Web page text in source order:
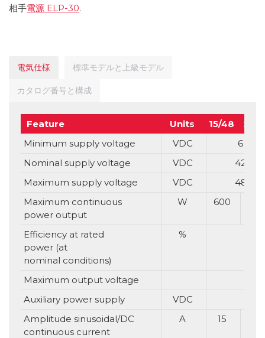
相手電源 ELP-30.
電気仕様 標準モデルと上級モデル
カタログ番号と構成
Feature Units 15/48
20/
Minimum supply voltage
VDC
6
Nominal supply voltage
VDC
42
Maximum supply voltage
VDC
48
Maximum continuous
power output
W 600
Efficiency at rated
power (at
nominal conditions)
%
Maximum output voltage
Auxiliary power supply
VDC
Amplitude sinusoidal/DC
continuous current
A 15